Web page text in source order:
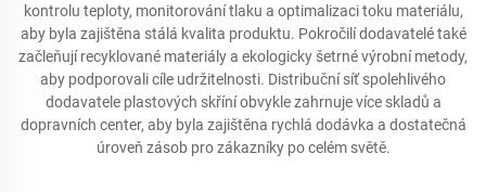
kontrolu teploty, monitorování tlaku a optimalizaci toku materiálu,
aby byla zajištěna stálá kvalita produktu. Pokročilí dodavatelé také
začleňují recyklované materiály a ekologicky šetrné výrobní metody,
aby podporovali cíle udržitelnosti. Distribuční síť spolehlivého
dodavatele plastových skříní obvykle zahrnuje více skladů a
dopravních center, aby byla zajištěna rychlá dodávka a dostatečná
úroveň zásob pro zákazníky po celém světě.